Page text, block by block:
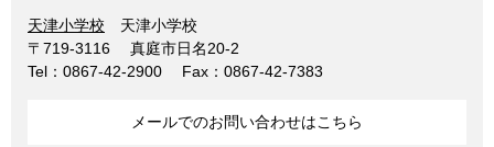
天津小学校
天津小学校
〒719-3116
真庭市日名20-2
Tel：0867-42-2900
Fax：0867-42-7383
メールでのお問い合わせはこちら